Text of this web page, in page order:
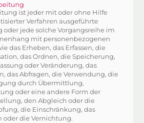
ist jeder mit oder ohne Hilfe
Verfahren ausgeführte
oder jede solche Vorgangsreihe im
mit personenbezogenen
das Erheben, das Erfassen, die
das Ordnen, die Speicherung,
oder Veränderung, das
das Abfragen, die Verwendung, die
durch Übermittlung,
oder eine andere Form der
den Abgleich oder die
die Einschränkung, das
oder die Vernichtung.